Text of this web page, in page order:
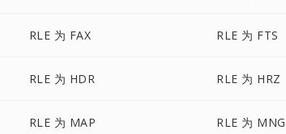
RLE 为 FAX RLE 为 FTS
RLE 为 HDR RLE 为 HRZ
RLE 为 MAP RLE 为 MNG